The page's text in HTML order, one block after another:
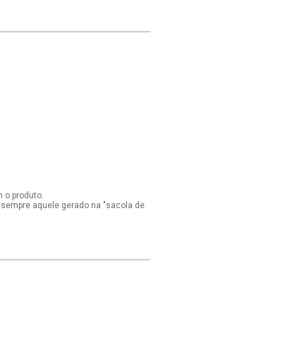
o produto.
aquele gerado na "sacola de